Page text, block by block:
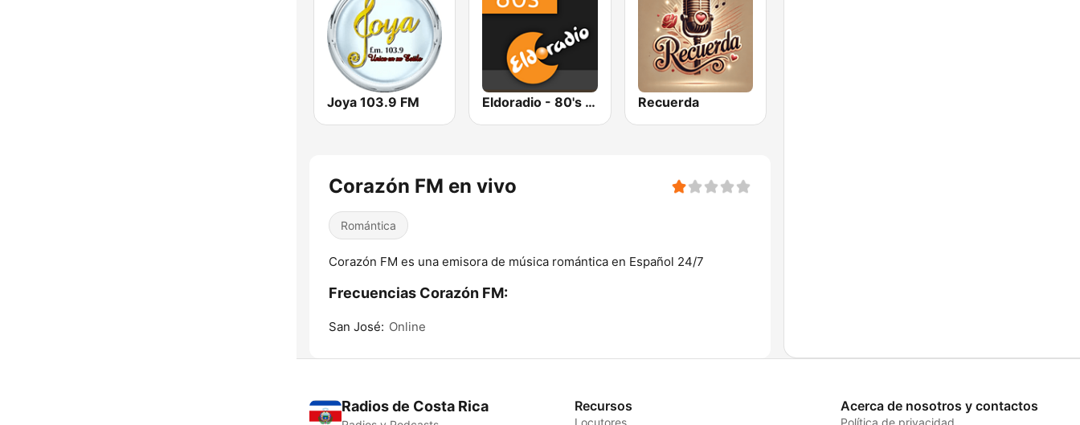
Joya 103.9 FM Eldoradio - 80's Channel Recuerda
Corazón FM en vivo
Romántica
Corazón FM es una emisora de música romántica en Español 24/7
Frecuencias Corazón FM:
San José: Online
Radios de Costa Rica Recursos Acerca de nosotros y contactos